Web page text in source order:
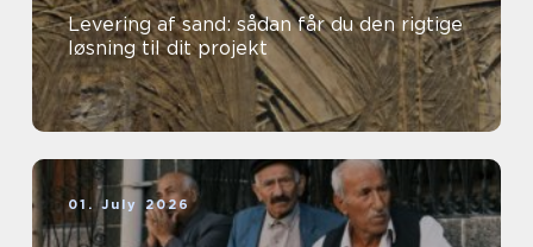
Levering af sand: sådan får du den rigtige
løsning til dit projekt
01. July 2026